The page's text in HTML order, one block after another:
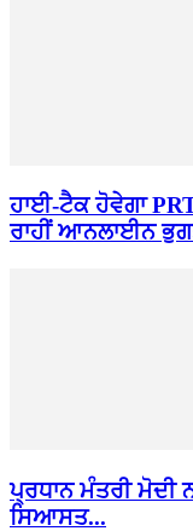
ਹਾਈ-ਟੈਕ ਹੋਵੇਗਾ
ਰਾਹੀਂ ਆਨਲਾਈਨ
ਪ੍ਰਧਾਨ ਮੰਤਰੀ ਮੋਦੀ
ਸਿਆਸਤ...